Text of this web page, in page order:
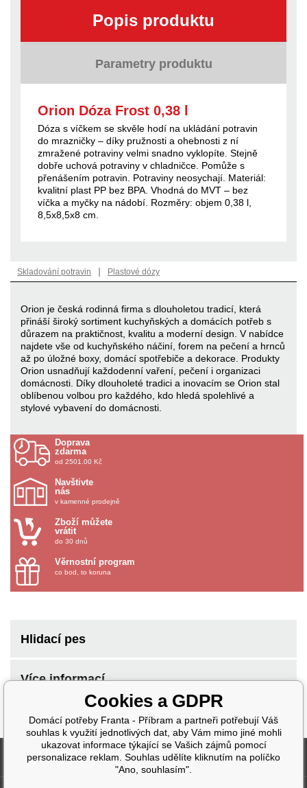
Popis produktu
Parametry produktu
Orion Dóza Frost 0,38 l
Dóza s víčkem se skvěle hodí na ukládání potravin
do mrazničky – díky pružnosti a ohebnosti z ní
zmražené potraviny velmi snadno vyklopíte. Stejně
dobře uchová potraviny v chladničce. Pomůže s
přenášením potravin. Potraviny neosychají. Materiál:
kvalitní plast PP bez BPA. Vhodná do MVT – bez
víčka a myčky na nádobí. Rozměry: objem 0,38 l,
8,5x8,5x8 cm.
Skladování potravin | Plastové dózy
Orion je česká rodinná firma s dlouholetou tradicí, která
přináší široký sortiment kuchyňských a domácích potřeb s
důrazem na praktičnost, kvalitu a moderní design. V nabídce
najdete vše od kuchyňského náčiní, forem na pečení a hrnců
až po úložné boxy, domácí spotřebiče a dekorace. Produkty
Orion usnadňují každodenní vaření, pečení i organizaci
domácnosti. Díky dlouholeté tradici a inovacím se Orion stal
oblíbenou volbou pro každého, kdo hledá spolehlivé a
stylové vybavení do domácnosti.
Doprava
zdarma
od 2501.00 Kč
Navštivte
nás
v kamenné prodejně
Zboží můžete
vrátit
do 30 dnů
Věrnostní program
co bod, to koruna
Hlidací pes
Více informací
Fakturační údaje
Cookies a GDPR
Domácí potřeby Franta - Příbram a partneři potřebují Váš
souhlas k využití jednotlivých dat, aby Vám mimo jiné mohli
ukazovat informace týkající se Vašich zájmů pomocí
personalizace reklam. Souhlas udělíte kliknutím na políčko
"Ano, souhlasím".